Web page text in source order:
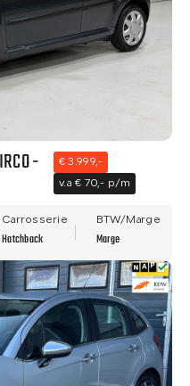
-
€ 3.999,-
v.a € 70,- p/m
Carrosserie
Hatchback
BTW/Marge
Marge